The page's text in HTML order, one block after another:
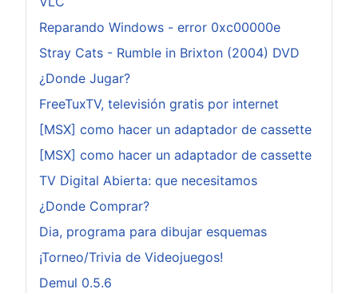
Reparando Windows - error 0xc00000e
Stray Cats - Rumble in Brixton (2004) DVD
¿Donde Jugar?
FreeTuxTV, televisión gratis por internet
[MSX] como hacer un adaptador de cassette
[MSX] como hacer un adaptador de cassette
TV Digital Abierta: que necesitamos
¿Donde Comprar?
Dia, programa para dibujar esquemas
¡Torneo/Trivia de Videojuegos!
Demul 0.5.6